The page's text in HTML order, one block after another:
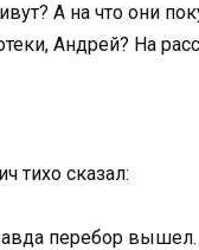
А на что они
Андрей? На
тихо сказал:
перебор вышел.